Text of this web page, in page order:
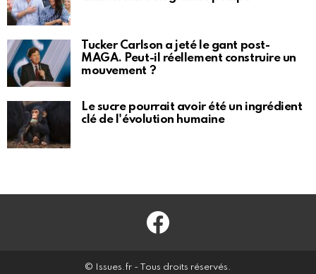
Tucker Carlson a jeté le gant post-
MAGA. Peut-il réellement construire un
mouvement ?
Le sucre pourrait avoir été un ingrédient
clé de l'évolution humaine
Facebook
© Issues.fr - Tous droits réservés.